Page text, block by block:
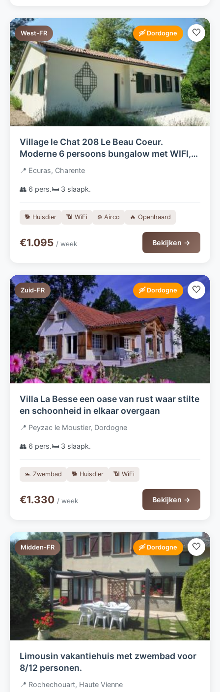
West-FR 🛶 Dordogne 🤍
Village le Chat 208 Le Beau Coeur.
Moderne 6 persoons bungalow met WIFI,
AIRCO en tuin met privacy. Charente
Dordogne
📍 Ecuras, Charente
👥 6 pers.🛏️ 3 slaapk.
🐕 Huisdier 📶 WiFi ❄️ Airco 🔥 Openhaard
€1.095 / week Bekijken →
Zuid-FR 🛶 Dordogne 🤍
Villa La Besse een oase van rust waar stilte
en schoonheid in elkaar overgaan
📍 Peyzac le Moustier, Dordogne
👥 6 pers.🛏️ 3 slaapk.
🏊 Zwembad 🐕 Huisdier 📶 WiFi
€1.330 / week Bekijken →
Midden-FR 🛶 Dordogne 🤍
Limousin vakantiehuis met zwembad voor
8/12 personen.
📍 Rochechouart, Haute Vienne